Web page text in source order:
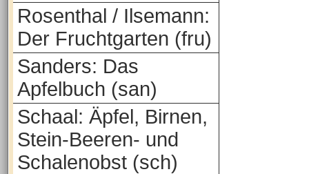
Rosenthal / Ilsemann:
Der Fruchtgarten (fru)
Sanders: Das
Apfelbuch (san)
Schaal: Äpfel, Birnen,
Stein-Beeren- und
Schalenobst (sch)